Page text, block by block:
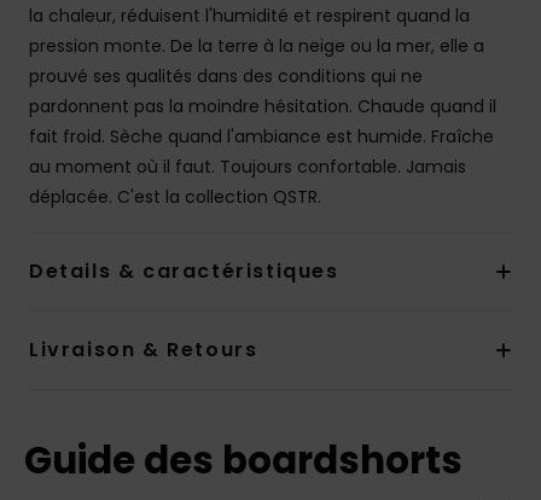
la chaleur, réduisent l'humidité et respirent quand la
pression monte. De la terre à la neige ou la mer, elle a
prouvé ses qualités dans des conditions qui ne
pardonnent pas la moindre hésitation. Chaude quand il
fait froid. Sèche quand l'ambiance est humide. Fraîche
au moment où il faut. Toujours confortable. Jamais
déplacée. C'est la collection QSTR.
Details & caractéristiques
Livraison & Retours
Guide des boardshorts